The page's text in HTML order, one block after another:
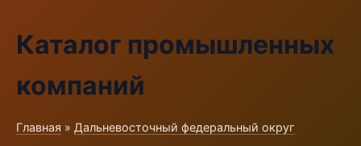
Каталог промышленных
компаний
Главная » Дальневосточный федеральный округ